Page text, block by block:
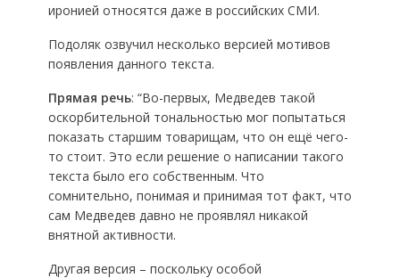
иронией относятся даже в российских СМИ.
Подоляк озвучил несколько версией мотивов
появления данного текста.
Прямая речь: “Во-первых, Медведев такой
оскорбительной тональностью мог попытаться
показать старшим товарищам, что он ещё чего-
то стоит. Это если решение о написании такого
текста было его собственным. Что
сомнительно, понимая и принимая тот факт, что
сам Медведев давно не проявлял никакой
внятной активности.
Другая версия – поскольку особой